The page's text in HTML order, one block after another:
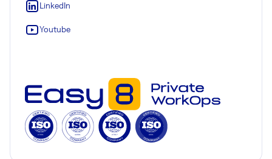
LinkedIn
Youtube